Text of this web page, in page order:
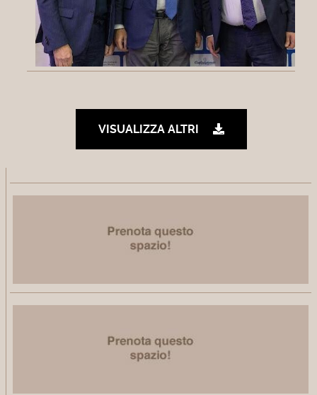
VISUALIZZA ALTRI